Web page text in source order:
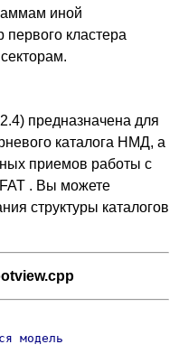
иной
кластера
предназначена для
каталога НМД, а
приемов работы с
. Вы можете
структуры каталогов
модель